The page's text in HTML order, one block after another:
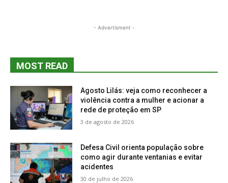
- Advertisment -
MOST READ
Agosto Lilás: veja como reconhecer a
violência contra a mulher e acionar a
rede de proteção em SP
3 de agosto de 2026
Defesa Civil orienta população sobre
como agir durante ventanias e evitar
acidentes
30 de julho de 2026